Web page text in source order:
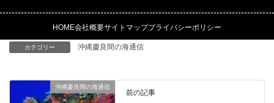
HOME会社概要サイトマッププライバシーポリシー
カテゴリー 沖縄慶良間の海通信
沖縄慶良間の海通信
前の記事